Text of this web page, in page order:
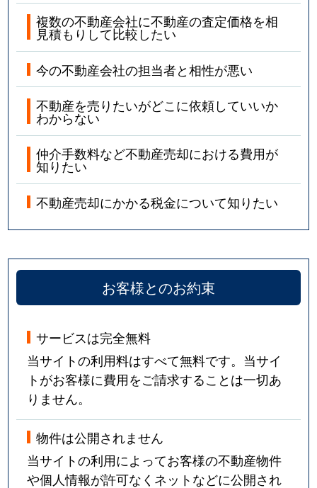
複数の不動産会社に不動産の査定価格を相
見積もりして比較したい
今の不動産会社の担当者と相性が悪い
不動産を売りたいがどこに依頼していいか
わからない
仲介手数料など不動産売却における費用が
知りたい
不動産売却にかかる税金について知りたい
お客様とのお約束
サービスは完全無料
当サイトの利用料はすべて無料です。当サイ
トがお客様に費用をご請求することは一切あ
りません。
物件は公開されません
当サイトの利用によってお客様の不動産物件
や個人情報が許可なくネットなどに公開され